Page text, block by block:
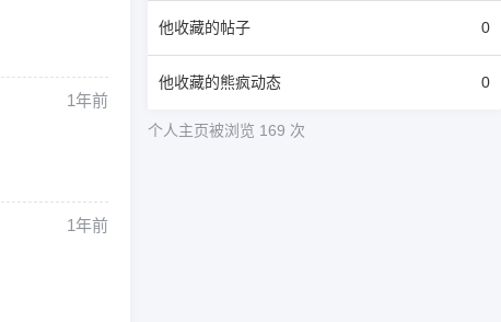
1年前
1年前
他收藏的帖子 0
他收藏的熊疯动态 0
个人主页被浏览 169 次